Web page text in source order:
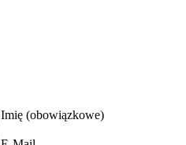
Imię (obowiązkowe)